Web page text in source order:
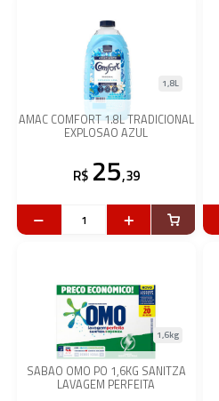
AMAC COMFORT 1.8L TRADICIONAL
EXPLOSAO AZUL
1,8L
R$ 25,39
SABAO OMO PO 1,6KG SANITZA
LAVAGEM PERFEITA
1,6kg